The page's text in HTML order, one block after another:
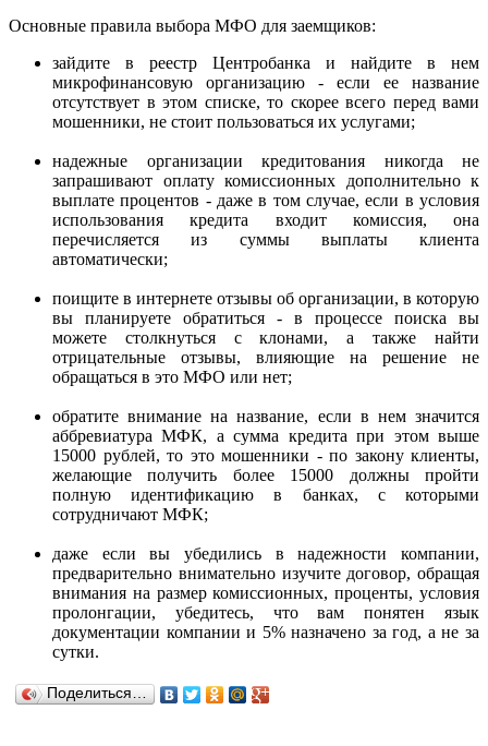
Основные правила выбора МФО для заемщиков:
зайдите в реестр Центробанка и найдите в нем
микрофинансовую организацию - если ее название
отсутствует в этом списке, то скорее всего перед вами
мошенники, не стоит пользоваться их услугами;
надежные организации кредитования никогда не
запрашивают оплату комиссионных дополнительно к
выплате процентов - даже в том случае, если в условия
использования кредита входит комиссия, она
перечисляется из суммы выплаты клиента
автоматически;
поищите в интернете отзывы об организации, в которую
вы планируете обратиться - в процессе поиска вы
можете столкнуться с клонами, а также найти
отрицательные отзывы, влияющие на решение не
обращаться в это МФО или нет;
обратите внимание на название, если в нем значится
аббревиатура МФК, а сумма кредита при этом выше
15000 рублей, то это мошенники - по закону клиенты,
желающие получить более 15000 должны пройти
полную идентификацию в банках, с которыми
сотрудничают МФК;
даже если вы убедились в надежности компании,
предварительно внимательно изучите договор, обращая
внимания на размер комиссионных, проценты, условия
пролонгации, убедитесь, что вам понятен язык
документации компании и 5% назначено за год, а не за
сутки.
Поделиться…